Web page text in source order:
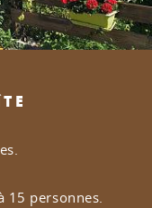
15 personnes.